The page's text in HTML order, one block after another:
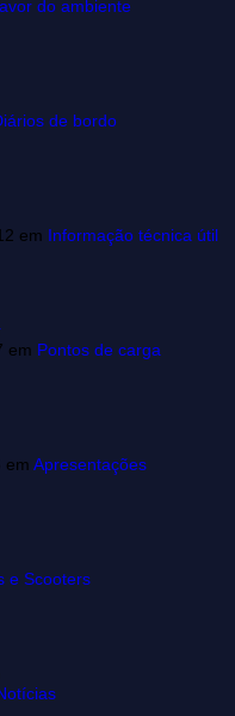
do ambiente
de bordo
em Informação técnica útil
em Pontos de carga
em Apresentações
e Scooters